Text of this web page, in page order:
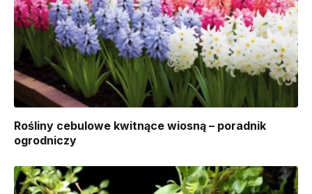
Rośliny cebulowe kwitnące wiosną – poradnik
ogrodniczy